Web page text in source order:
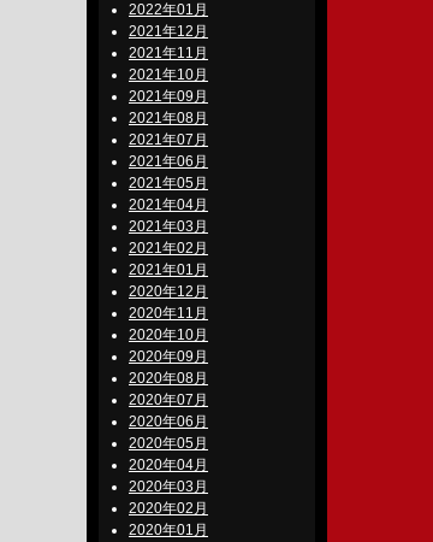
2022年01月
2021年12月
2021年11月
2021年10月
2021年09月
2021年08月
2021年07月
2021年06月
2021年05月
2021年04月
2021年03月
2021年02月
2021年01月
2020年12月
2020年11月
2020年10月
2020年09月
2020年08月
2020年07月
2020年06月
2020年05月
2020年04月
2020年03月
2020年02月
2020年01月